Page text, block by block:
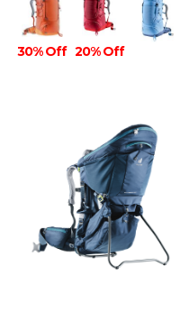
30% Off 20% Off